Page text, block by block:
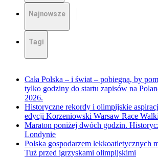
Najnowsze
Tagi
Cała Polska – i świat – pobiegną, by
tylko godziny do startu zapisów na
2026.
Historyczne rekordy i olimpijskie
edycji Korzeniowski Warsaw Race
Maraton poniżej dwóch godzin.
Londynie
Polska gospodarzem lekkoatletycznych
Tuż przed igrzyskami olimpijskimi